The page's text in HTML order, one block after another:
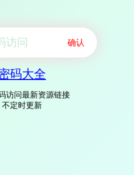
确认
码大全
访问最新资源链接
不定时更新